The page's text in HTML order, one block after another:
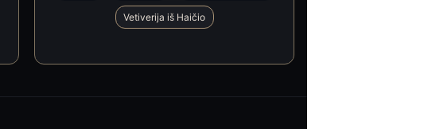
Vetiverija iš Haičio